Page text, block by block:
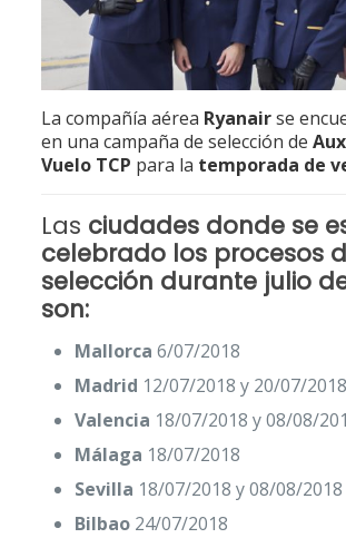
La compañía aérea Ryanairse
en una campaña de selección de
Vuelo TCP para la temporada de
Las ciudades donde se
celebrado los procesos
selección durante julio
son:
Mallorca 6/07/2018
Madrid 12/07/2018 y 20/07/2018
Valencia 18/07/2018 y 08/08/
Málaga 18/07/2018
Sevilla 18/07/2018 y 08/08/2018
Bilbao24/07/2018